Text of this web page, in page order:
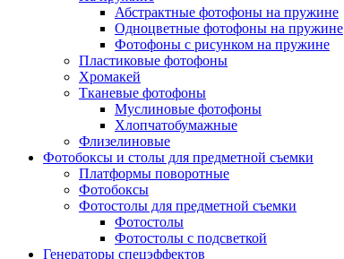
Абстрактные фотофоны на пружине
Одноцветные фотофоны на пружине
Фотофоны с рисунком на пружине
Пластиковые фотофоны
Хромакей
Тканевые фотофоны
Муслиновые фотофоны
Хлопчатобумажные
Флизелиновые
Фотобоксы и столы для предметной съемки
Платформы поворотные
Фотобоксы
Фотостолы для предметной съемки
Фотостолы
Фотостолы с подсветкой
Генераторы спецэффектов